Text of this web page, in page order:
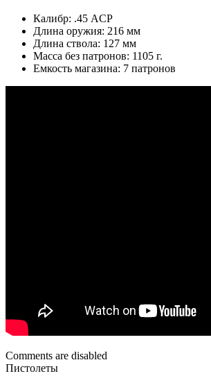
Калибр: .45 ACP
Длина оружия: 216 мм
Длина ствола: 127 мм
Масса без патронов: 1105 г.
Емкость магазина: 7 патронов
Comments are disabled
Пистолеты